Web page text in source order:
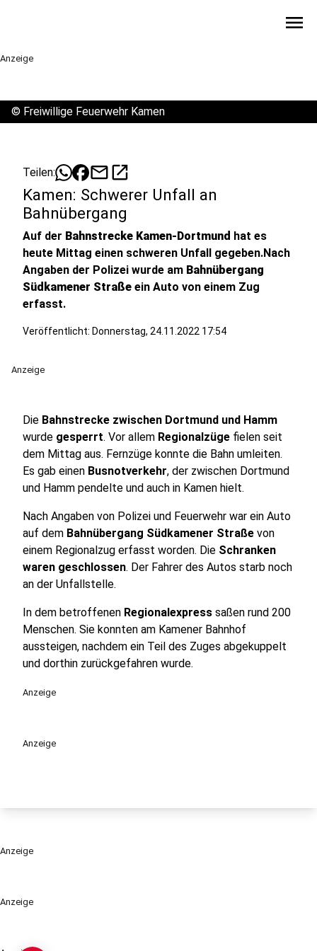
menu
Anzeige
Anzeige
© Freiwillige Feuerwehr Kamen
Teilen: mailopen_in_new
Kamen: Schwerer Unfall an
Bahnübergang
Auf der Bahnstrecke Kamen-Dortmund hat es
heute Mittag einen schweren Unfall gegeben.Nach
Angaben der Polizei wurde am Bahnübergang
Südkamener Straße ein Auto von einem Zug
erfasst.
Veröffentlicht: Donnerstag, 24.11.2022 17:54
Anzeige
Die Bahnstrecke zwischen Dortmund und Hamm
wurde gesperrt. Vor allem Regionalzüge fielen seit
dem Mittag aus. Fernzüge konnte die Bahn umleiten.
Es gab einen Busnotverkehr, der zwischen Dortmund
und Hamm pendelte und auch in Kamen hielt.
Nach Angaben von Polizei und Feuerwehr war ein Auto
auf dem Bahnübergang Südkamener Straße von
einem Regionalzug erfasst worden. Die Schranken
waren geschlossen. Der Fahrer des Autos starb noch
an der Unfallstelle.
In dem betroffenen Regionalexpress saßen rund 200
Menschen. Sie konnten am Kamener Bahnhof
aussteigen, nachdem ein Teil des Zuges abgekuppelt
und dorthin zurückgefahren wurde.
Anzeige
Anzeige
Anzeige